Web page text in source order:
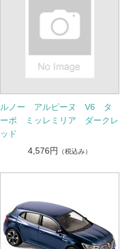
ルノー アルピーヌ V6 タ
ーボ ミッレミリア ダークレ
ッド
4,576円
（税込み）